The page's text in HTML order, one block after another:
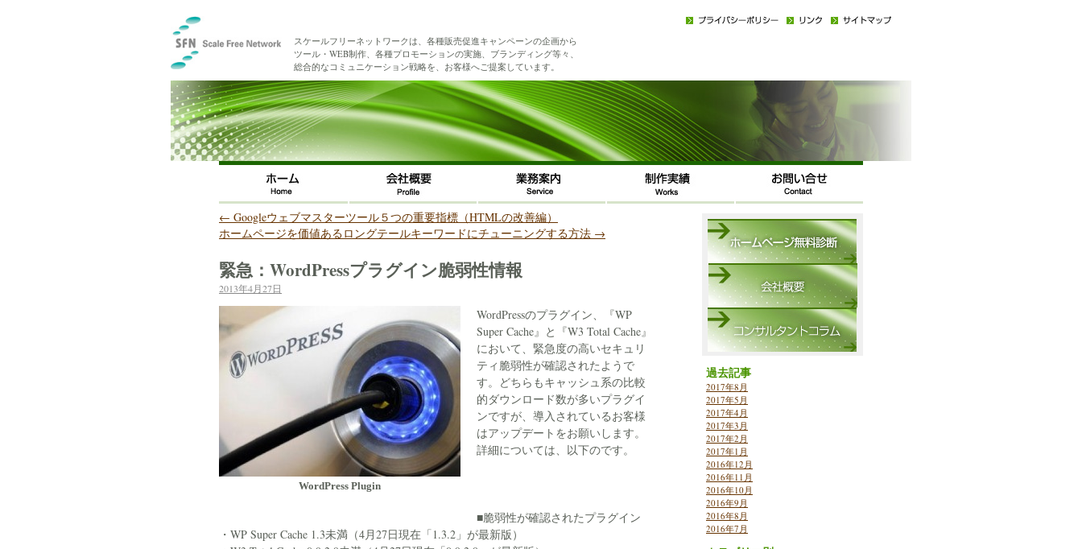
スケールフリーネットワークは、各種販売促進キャンペーンの企画から
ツール・WEB制作、各種プロモーションの実施、ブランディング等々、
総合的なコミュニケーション戦略を、お客様へご提案しています。
過去記事
2017年8月
2017年5月
2017年4月
2017年3月
2017年2月
2017年1月
2016年12月
2016年11月
2016年10月
2016年9月
2016年8月
2016年7月
← Googleウェブマスターツール５つの重要指標（HTMLの改善編）
ホームページを価値あるロングテールキーワードにチューニングする方法 →
緊急：WordPressプラグイン脆弱性情報
2013年4月27日
WordPress Plugin
WordPressのプラグイン、『WP
Super Cache』と『W3 Total Cache』
において、緊急度の高いセキュリ
ティ脆弱性が確認されたようで
す。どちらもキャッシュ系の比較
的ダウンロード数が多いプラグイ
ンですが、導入されているお客様
はアップデートをお願いします。
詳細については、以下のです。
■脆弱性が確認されたプラグイン
・WP Super Cache 1.3未満（4月27日現在「1.3.2」が最新版）